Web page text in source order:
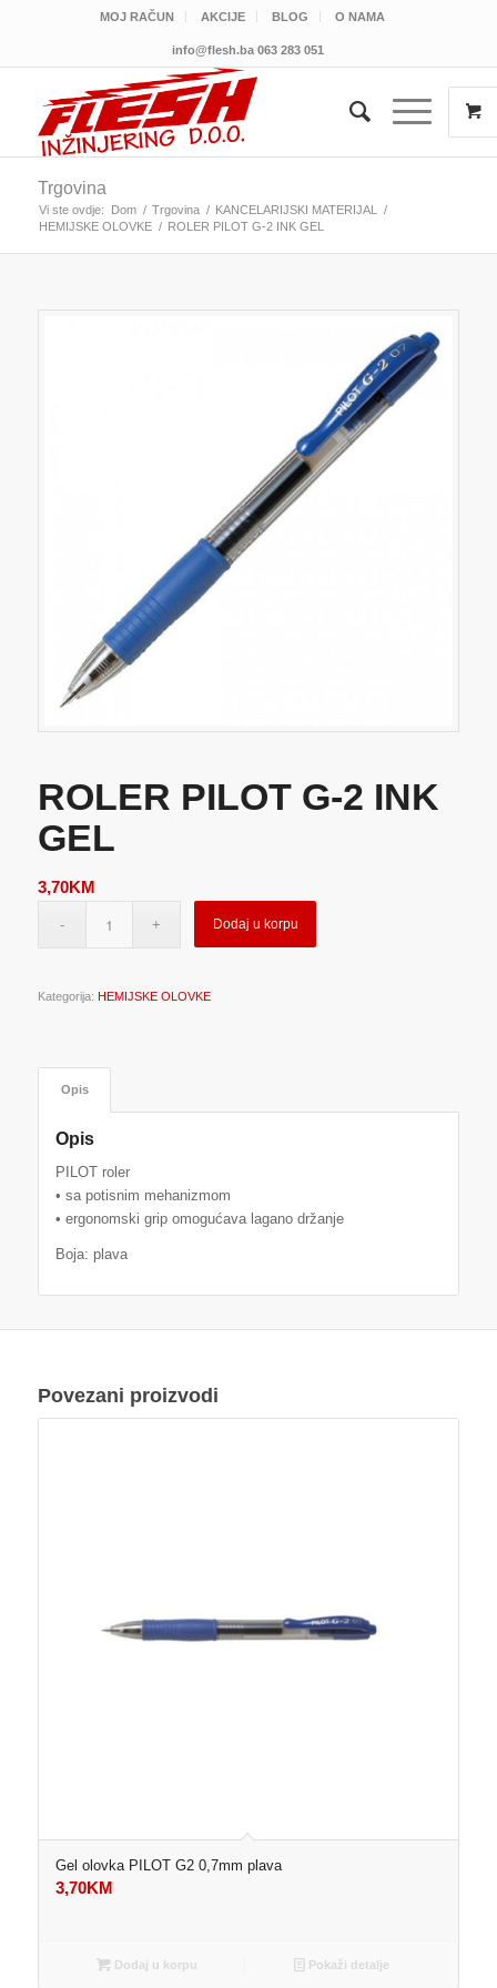
MOJ RAČUN AKCIJE BLOG O NAMA
info@flesh.ba 063 283 051
Trgovina
Vi ste ovdje: Dom / Trgovina / KANCELARIJSKI MATERIJAL
/
HEMIJSKE OLOVKE / ROLER PILOT G-2 INK GEL
ROLER PILOT G-2 INK
GEL
3,70KM
Dodaj u korpu
Kategorija: HEMIJSKE OLOVKE
Opis
Opis
PILOT roler
• sa potisnim mehanizmom
• ergonomski grip omogućava lagano držanje
Boja: plava
Povezani proizvodi
Gel olovka PILOT G2 0,7mm plava
3,70KM
Dodaj u korpu Pokaži detalje